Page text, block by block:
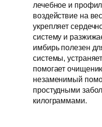
лечебное и
воздействие на
укрепляет
систему и
имбирь полезен
системы,
помогает
незаменимый
простудными
килограммами.